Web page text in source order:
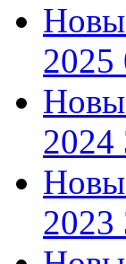
2025
2024
2023